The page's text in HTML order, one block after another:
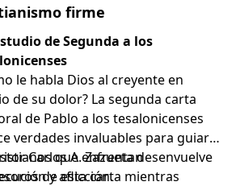
firme
de Segunda a los
le habla Dios al creyente en
de su dolor? La segunda carta
de Pablo a los tesalonicenses
verdades invaluables para guiar a
que enfrentan
y aflicción.
Carlos A. Zazueta desenvuelve
de esta carta mientras